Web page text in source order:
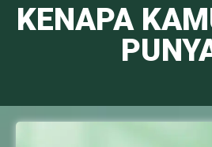
KENAPA